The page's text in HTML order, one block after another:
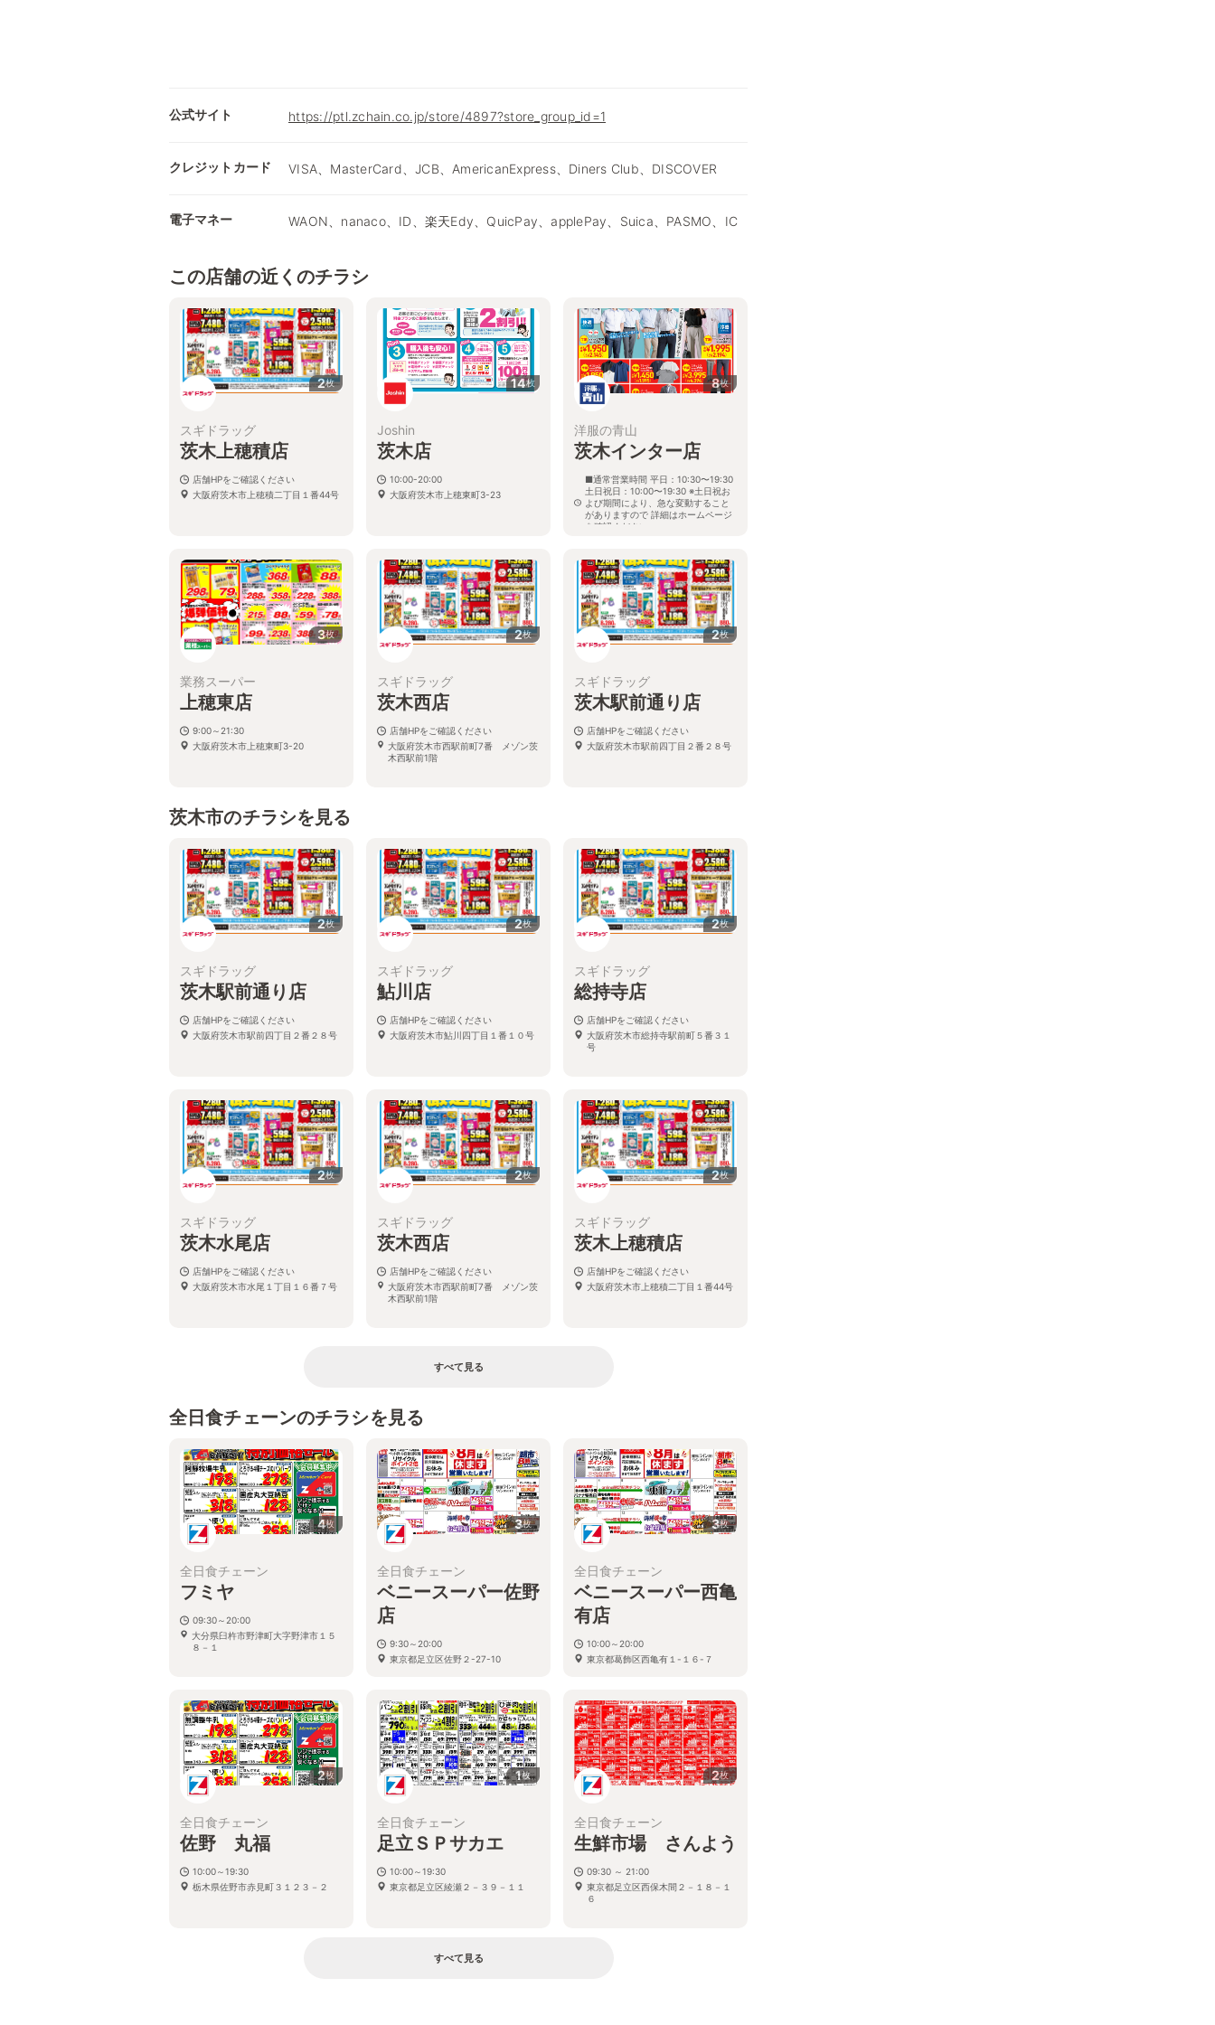
公式サイト https://ptl.zchain.co.jp/store/4897?store_group_id=1
クレジットカード VISA、MasterCard、JCB、AmericanExpress、Diners Club、DISCOVER
電子マネー WAON、nanaco、ID、楽天Edy、QuicPay、applePay、Suica、PASMO、IC
この店舗の近くのチラシ
2枚
スギドラッグ
茨木上穂積店
店舗HPをご確認ください
大阪府茨木市上穂積二丁目１番44号
14枚
Joshin
茨木店
10:00-20:00
大阪府茨木市上穂東町3-23
8枚
洋服の青山
茨木インター店
■通常営業時間 平日：10:30〜19:30
土日祝日：10:00〜19:30 ※土日祝お
よび期間により、急な変動すること
がありますので 詳細はホームページ
を確認ください
3枚
業務スーパー
上穂東店
9:00～21:30
大阪府茨木市上穂東町3-20
2枚
スギドラッグ
茨木西店
店舗HPをご確認ください
大阪府茨木市西駅前町7番 メゾン茨
木西駅前1階
2枚
スギドラッグ
茨木駅前通り店
店舗HPをご確認ください
大阪府茨木市駅前四丁目２番２８号
茨木市のチラシを見る
2枚
スギドラッグ
茨木駅前通り店
店舗HPをご確認ください
大阪府茨木市駅前四丁目２番２８号
2枚
スギドラッグ
鮎川店
店舗HPをご確認ください
大阪府茨木市鮎川四丁目１番１０号
2枚
スギドラッグ
総持寺店
店舗HPをご確認ください
大阪府茨木市総持寺駅前町５番３１
号
2枚
スギドラッグ
茨木水尾店
店舗HPをご確認ください
大阪府茨木市水尾１丁目１６番７号
2枚
スギドラッグ
茨木西店
店舗HPをご確認ください
大阪府茨木市西駅前町7番 メゾン茨
木西駅前1階
2枚
スギドラッグ
茨木上穂積店
店舗HPをご確認ください
大阪府茨木市上穂積二丁目１番44号
すべて見る
全日食チェーンのチラシを見る
4枚
全日食チェーン
フミヤ
09:30～20:00
大分県臼杵市野津町大字野津市１５
８－１
3枚
全日食チェーン
ベニースーパー佐野
店
9:30～20:00
東京都足立区佐野２-27-10
3枚
全日食チェーン
ベニースーパー西亀
有店
10:00～20:00
東京都葛飾区西亀有１-１６-７
2枚
全日食チェーン
佐野 丸福
10:00～19:30
栃木県佐野市赤見町３１２３－２
1枚
全日食チェーン
足立ＳＰサカエ
10:00～19:30
東京都足立区綾瀬２－３９－１１
2枚
全日食チェーン
生鮮市場 さんよう
09:30 ～ 21:00
東京都足立区西保木間２－１８－１
６
すべて見る